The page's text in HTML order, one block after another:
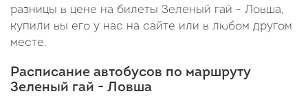
разницы в цене на билеты Зеленый гай - Ловша,
купили вы его у нас на сайте или в любом другом
месте.
Расписание автобусов по маршруту
Зеленый гай - Ловша